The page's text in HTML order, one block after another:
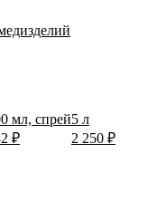
мл, спрей
₽
5 л
2 250 ₽